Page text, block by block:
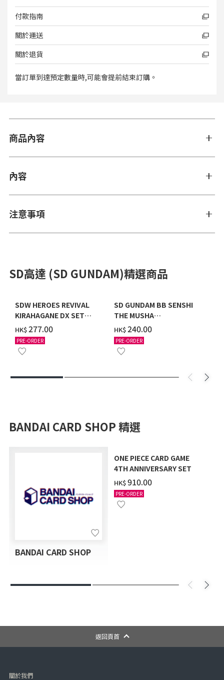
付款指南
關於運送
關於退貨
當訂單到達預定數量時,可能會提前結束訂購。
商品內容
內容
注意事項
SD高達 (SD GUNDAM)精選商品
SDW HEROES REVIVAL
KIRAHAGANE DX SET
[SPECIAL COATING] [2027
年2月發送]
HK$‌277.00
PRE-ORDER
SD GUNDAM BB SENSHI
THE MUSHA
SHICHININSHU SET [2026
年9月發送]
HK$‌240.00
PRE-ORDER
BANDAI CARD SHOP 精選
BANDAI CARD SHOP
ONE PIECE CARD GAME
4TH ANNIVERSARY SET
HK$‌910.00
PRE-ORDER
返回頁首
關於我們